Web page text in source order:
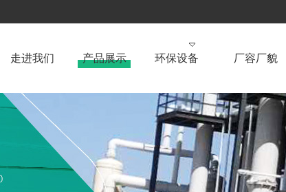
走进我们 产品展示 环保设备 厂容厂貌